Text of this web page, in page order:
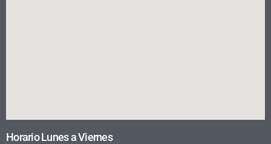
Horario Lunes a Viernes